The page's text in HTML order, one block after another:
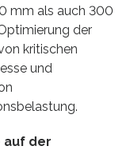
mm als auch 300
der
kritischen
und
auf der